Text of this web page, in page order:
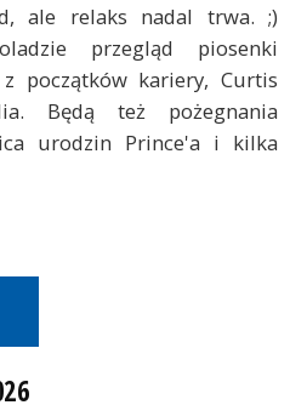
ale relaks nadal trwa. ;)
przegląd piosenki
początków kariery, Curtis
Będą też pożegnania
urodzin Prince'a i kilka